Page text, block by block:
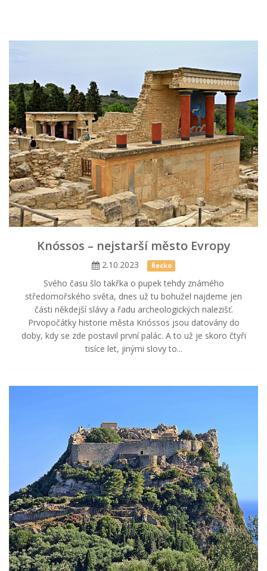
Knóssos – nejstarší město Evropy
2.10.2023 Řecko
Svého času šlo takřka o pupek tehdy známého
středomořského světa, dnes už tu bohužel najdeme jen
části někdejší slávy a řadu archeologických nalezišť.
Prvopočátky historie města Knóssos jsou datovány do
doby, kdy se zde postavil první palác. A to už je skoro čtyři
tisíce let, jinými slovy to...